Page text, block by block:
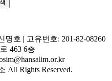
호 | 고유번호: 201-82-08260
463 6층
All Rights Reserved.